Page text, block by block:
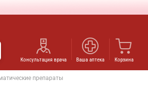
Консультация врача Ваша аптека Корзина
препараты